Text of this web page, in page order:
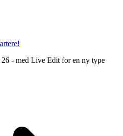
- med Live Edit for en ny type